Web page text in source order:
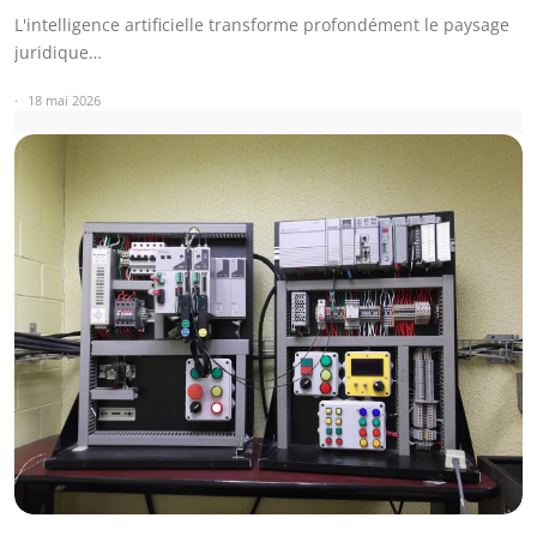
L'intelligence artificielle transforme profondément le paysage
juridique…
18 mai 2026